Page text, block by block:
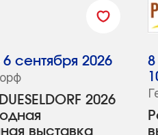
2026
выставка
сентября 2026